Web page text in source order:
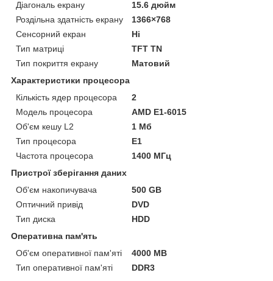
Діагональ екрану
15.6 дюйм
Роздільна здатність екрану
1366×768
Сенсорний екран
Ні
Тип матриці
TFT TN
Тип покриття екрану
Матовий
Характеристики процесора
Кількість ядер процесора
2
Модель процесора
AMD E1-6015
Об'єм кешу L2
1 Мб
Тип процесора
E1
Частота процесора
1400 МГц
Пристрої зберігання даних
Об'єм накопичувача
500 GB
Оптичний привід
DVD
Тип диска
HDD
Оперативна пам'ять
Об'єм оперативної пам'яті
4000 MB
Тип оперативної пам'яті
DDR3